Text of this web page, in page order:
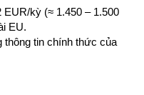
kỳ (≈ 1.450 – 1.500
EU.
thông tin chính thức của